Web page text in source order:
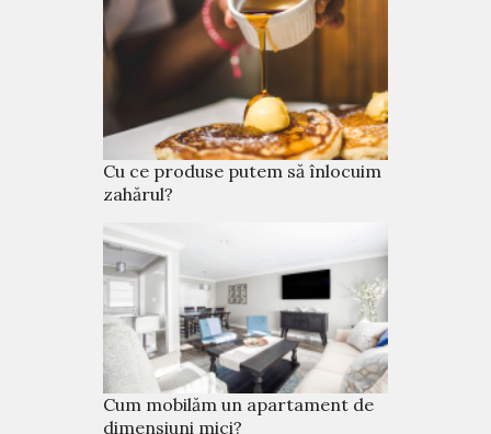
Cu ce produse putem să înlocuim
zahărul?
Cum mobilăm un apartament de
dimensiuni mici?